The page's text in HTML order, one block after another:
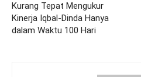
Kurang Tepat Mengukur
Kinerja Iqbal-Dinda Hanya
dalam Waktu 100 Hari